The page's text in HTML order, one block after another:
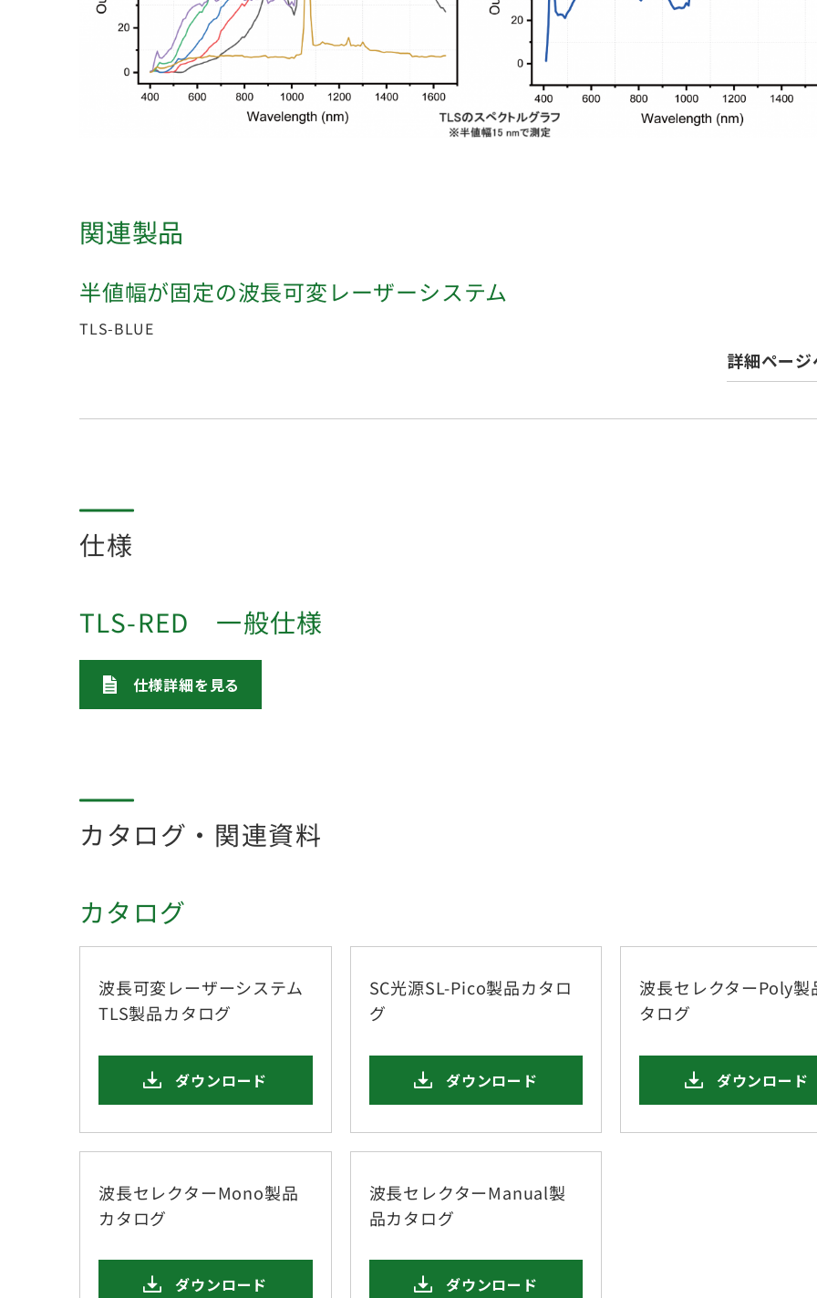
関連製品
半値幅が固定の波長可変レーザーシステム
TLS-BLUE
詳細ページ
仕様
TLS-RED 一般仕様
仕様詳細を見る
カタログ・関連資料
カタログ
波長可変レーザーシステム
TLS製品カタログ
ダウンロード
SC光源SL-Pico製品カタロ
グ
ダウンロード
波長セレクターPoly製
タログ
ダウンロード
波長セレクターMono製品
カタログ
ダウンロード
波長セレクターManual製
品カタログ
ダウンロード